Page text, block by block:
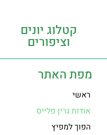
קטלוג יונים
וציפורים
מפת האתר
ראשי
אודות גרין פלייס
הפוך למפיץ